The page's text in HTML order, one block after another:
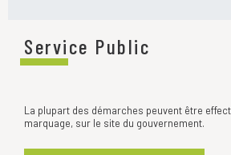
Service Public
La plupart des démarches peuvent être
marquage, sur le site du gouvernement.